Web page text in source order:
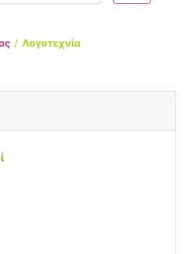
Λογοτεχνία